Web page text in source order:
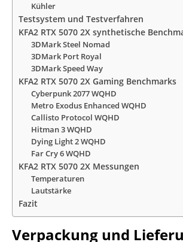
Kühler
Testsystem und Testverfahren
KFA2 RTX 5070 2X synthetische
3DMark Steel Nomad
3DMark Port Royal
3DMark Speed Way
KFA2 RTX 5070 2X Gaming Benchmarks
Cyberpunk 2077 WQHD
Metro Exodus Enhanced WQHD
Callisto Protocol WQHD
Hitman 3 WQHD
Dying Light 2 WQHD
Far Cry 6 WQHD
KFA2 RTX 5070 2X Messungen
Temperaturen
Lautstärke
Fazit
Verpackung und